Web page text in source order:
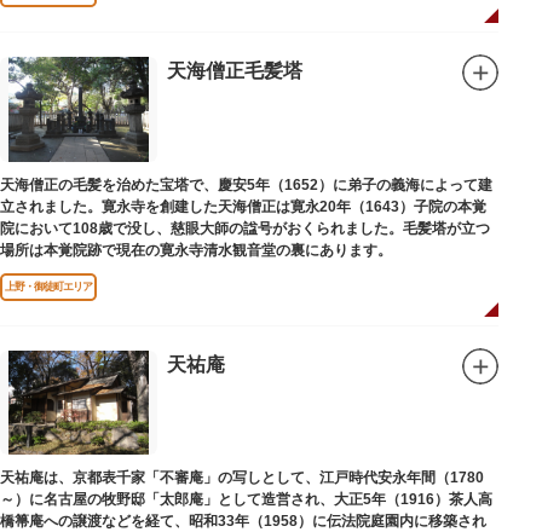
天海僧正毛髪塔
天海僧正の毛髪を治めた宝塔で、慶安5年（1652）に弟子の義海によって建
立されました。寛永寺を創建した天海僧正は寛永20年（1643）子院の本覚
院において108歳で没し、慈眼大師の諡号がおくられました。毛髪塔が立つ
場所は本覚院跡で現在の寛永寺清水観音堂の裏にあります。
上野・御徒町エリア
天祐庵
天祐庵は、京都表千家「不審庵」の写しとして、江戸時代安永年間（1780
～）に名古屋の牧野邸「太郎庵」として造営され、大正5年（1916）茶人高
橋箒庵への譲渡などを経て、昭和33年（1958）に伝法院庭園内に移築され